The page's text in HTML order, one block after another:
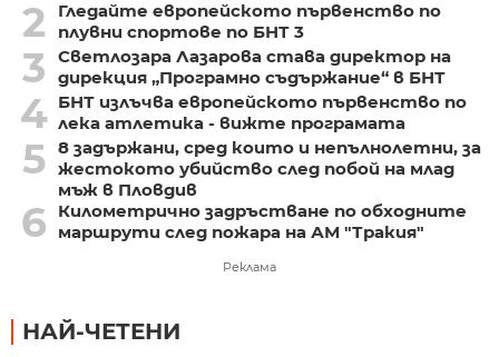
2
Гледайте европейското първенство по
плувни спортове по БНТ 3
3
Светлозара Лазарова става директор на
дирекция „Програмно съдържание“ в БНТ
4 БНТ излъчва европейското първенство по
лека атлетика - вижте програмата
5 8 задържани, сред които и непълнолетни, за
жестокото убийство след побой на млад
мъж в Пловдив
6
Километрично задръстване по обходните
маршрути след пожара на АМ "Тракия"
Реклама
НАЙ-ЧЕТЕНИ